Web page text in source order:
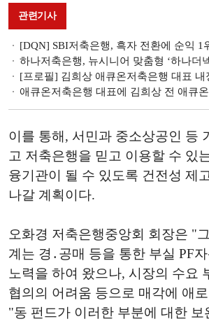
관련기사
[DQN] SBI저축은행, 흑자 전환에 순익 1위 탈환...OK 순익감소에 4위 그쳐
하나저축은행, 뉴시니어 맞춤형 ‘하나더넥스트
[프로필] 김희상 애큐온저축은행 대표 내정자, 영업·전략
애큐온저축은행 대표에 김희상 전 애큐온캐피탈 전무…수익
이를 통해, 서민과 중소상공인 등
고 저축은행을 믿고 이용할 수 있
융기관이 될 수 있도록 건전성 제
나갈 계획이다.
오화경 저축은행중앙회 회장은 "
계는 경․공매 등을 통한 부실 PF
노력을 하여 왔으나, 시장의 수요
협의의 어려움 등으로 매각에 애
"동 펀드가 이러한 부분에 대한 보